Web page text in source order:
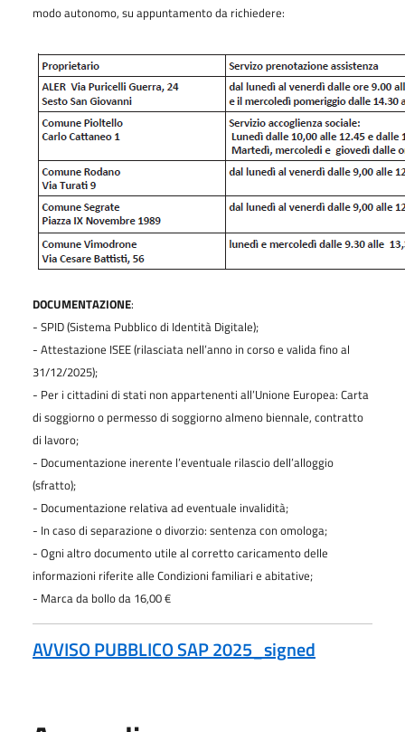
modo autonomo, su appuntamento da richiedere:
DOCUMENTAZIONE:
- SPID (Sistema Pubblico di Identità Digitale);
- Attestazione ISEE (rilasciata nell’anno in corso e valida fino al
31/12/2025);
- Per i cittadini di stati non appartenenti all’Unione Europea: Carta
di soggiorno o permesso di soggiorno almeno biennale, contratto
di lavoro;
- Documentazione inerente l’eventuale rilascio dell’alloggio
(sfratto);
- Documentazione relativa ad eventuale invalidità;
- In caso di separazione o divorzio: sentenza con omologa;
- Ogni altro documento utile al corretto caricamento deIle
informazioni riferite alle Condizioni familiari e abitative;
- Marca da bollo da 16,00 €
AVVISO PUBBLICO SAP 2025_signed